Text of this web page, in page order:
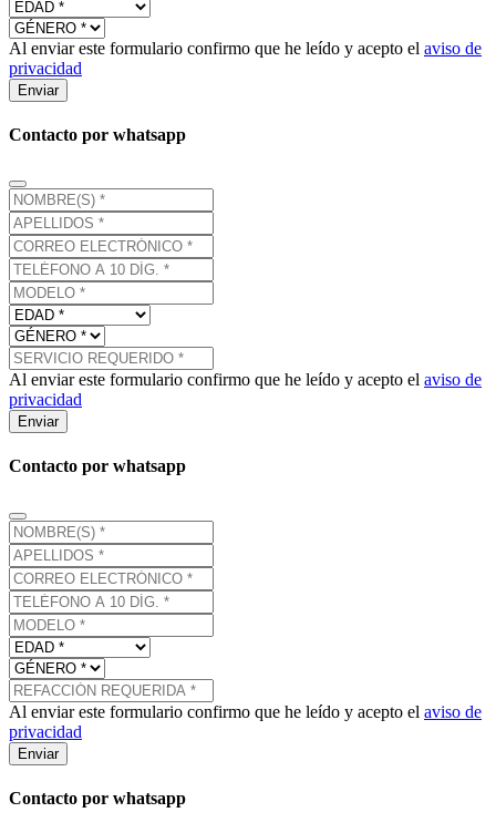
Al enviar este formulario confirmo que he leído y acepto el aviso de
privacidad
Enviar
Contacto por whatsapp
Al enviar este formulario confirmo que he leído y acepto el aviso de
privacidad
Enviar
Contacto por whatsapp
Al enviar este formulario confirmo que he leído y acepto el aviso de
privacidad
Enviar
Contacto por whatsapp